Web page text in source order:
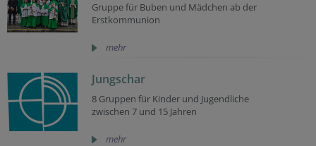
Gruppe für Buben und Mädchen ab der
Erstkommunion
mehr
Jungschar
8 Gruppen für Kinder und Jugendliche
zwischen 7 und 15 Jahren
mehr